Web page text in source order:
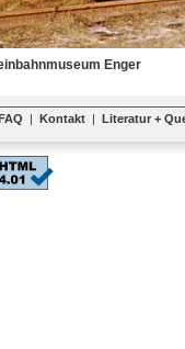
Enger
| Kontakt | Literatur +